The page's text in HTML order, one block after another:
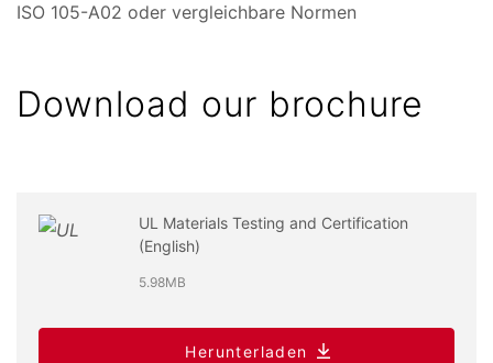
ISO 105-A02 oder vergleichbare Normen
Download our brochure
UL Materials Testing and Certification
(English)
5.98MB
Herunterladen